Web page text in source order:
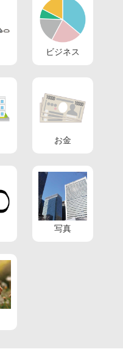
ビジネス
お金
写真